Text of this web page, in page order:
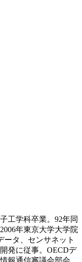
工学科卒業。92年同
年東京大学大学院
ータ、センサネット
発に従事。OECDデ
報通信審議会部会